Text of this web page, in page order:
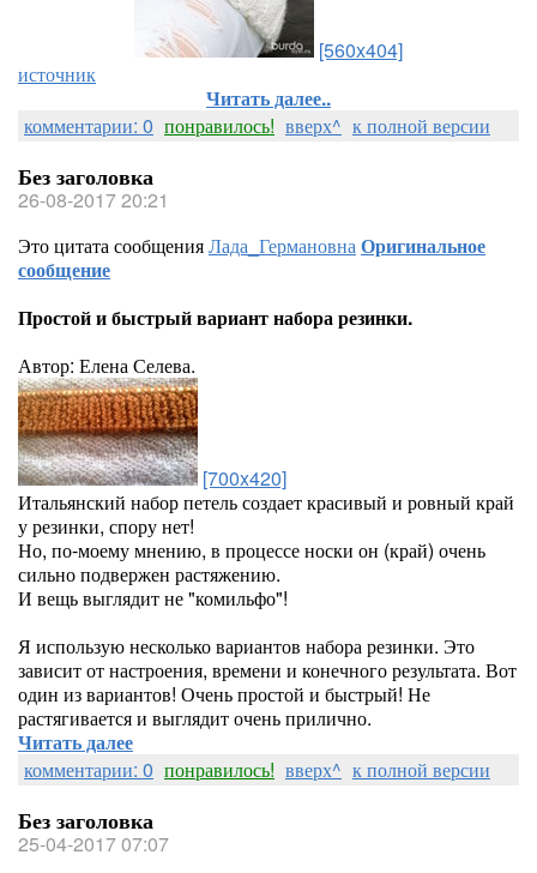
[560x404]
источник
Читать далее..
комментарии: 0 понравилось! вверх^ к полной версии
Без заголовка
26-08-2017 20:21
Это цитата сообщенияЛада_Германовна Оригинальное
сообщение
Простой и быстрый вариант набора резинки.
Автор: Елена Селева.
[700x420]
Итальянский набор петель создает красивый и ровный край
у резинки, спору нет!
Но, по-моему мнению, в процессе носки он (край) очень
сильно подвержен растяжению.
И вещь выглядит не "комильфо"!
Я использую несколько вариантов набора резинки. Это
зависит от настроения, времени и конечного результата. Вот
один из вариантов! Очень простой и быстрый! Не
растягивается и выглядит очень прилично.
Читать далее
комментарии: 0 понравилось! вверх^ к полной версии
Без заголовка
25-04-2017 07:07